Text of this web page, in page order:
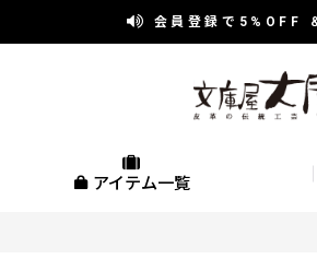
会員登録で 5%OFF
アイテム一覧